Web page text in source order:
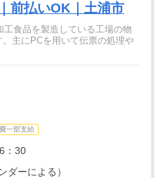
前払いOK｜土浦市
主にPCを用いて伝票の処理や
一部支給
：30
ダーによる）